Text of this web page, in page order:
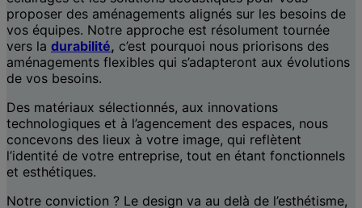
proposer des aménagements alignés sur les besoins de
vos équipes. Notre approche est résolument tournée
vers la durabilité, c’est pourquoi nous priorisons des
aménagements flexibles qui s’adapteront aux évolutions
de vos besoins.
Des matériaux sélectionnés, aux innovations
technologiques et à l’agencement des espaces, nous
concevons des lieux à votre image, qui reflètent
l’identité de votre entreprise, tout en étant fonctionnels
et esthétiques.
Notre conviction ? Le design va au delà de l’esthétisme,